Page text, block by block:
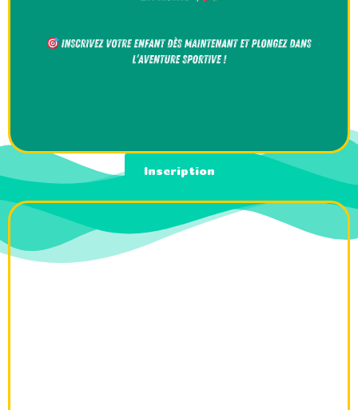
Inscription